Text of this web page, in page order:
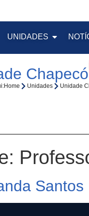
UNIDADES
Chapecó
Home Unidades Unidade
Santos